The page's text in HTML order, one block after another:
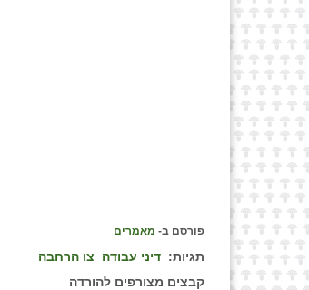
פורסם ב- מאמרים
תגיות: דיני עבודה
צו הרחבה
קבצים מצורפים להורדה